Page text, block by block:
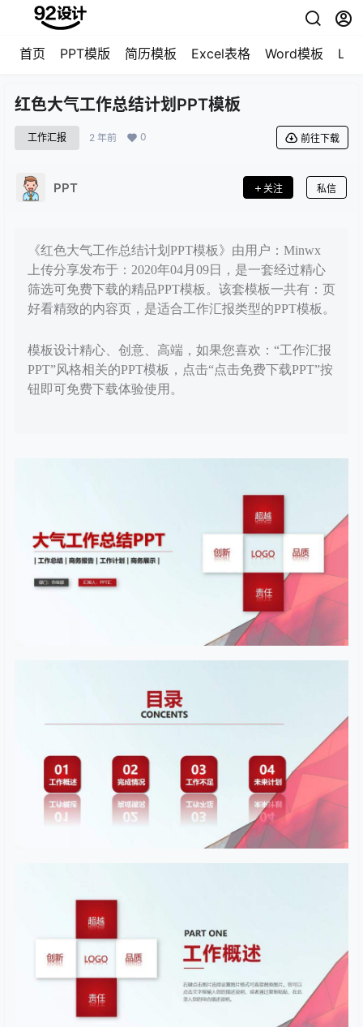
首页 PPT模版 简历模板 Excel表格 Word模板
红色大气工作总结计划PPT模板
工作汇报 2 年前 0 前往下载
PPT 关注 私信
《红色大气工作总结计划PPT模板》由用户：Minwx
上传分享发布于：2020年04月09日，是一套经过精心
筛选可免费下载的精品PPT模板。该套模板一共有：页
好看精致的内容页，是适合工作汇报类型的PPT模板。
模板设计精心、创意、高端，如果您喜欢：“工作汇报
PPT”风格相关的PPT模板，点击“点击免费下载PPT”按
钮即可免费下载体验使用。